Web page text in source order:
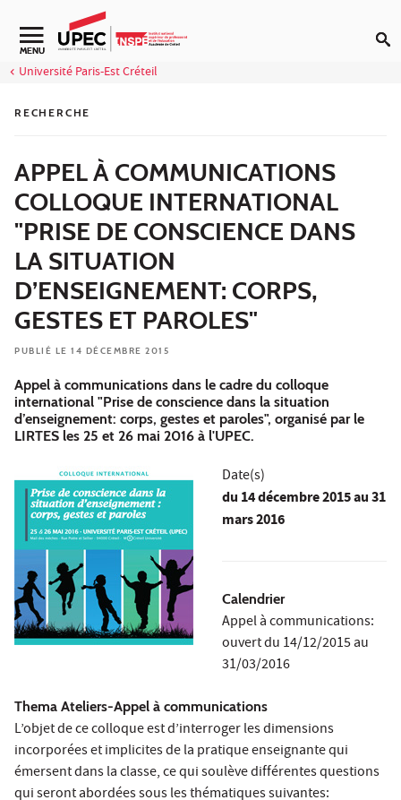
Aller au contenu
Navigation secondaire
MENU
Université Paris-Est Créteil
RECHERCHE
APPEL À COMMUNICATIONS
COLLOQUE INTERNATIONAL
"PRISE DE CONSCIENCE DANS
LA SITUATION
D’ENSEIGNEMENT: CORPS,
GESTES ET PAROLES"
PUBLIÉ LE 14 DÉCEMBRE 2015
Appel à communications dans le cadre du colloque
international "Prise de conscience dans la situation
d’enseignement: corps, gestes et paroles", organisé par le
LIRTES les 25 et 26 mai 2016 à l'UPEC.
Date(s)
du 14 décembre 2015au 31
mars 2016
Calendrier
Appel à communications:
ouvert du 14/12/2015 au
31/03/2016
Thema Ateliers-Appel à communications
L’objet de ce colloque est d’interroger les dimensions
incorporées et implicites de la pratique enseignante qui
émersent dans la classe, ce qui soulève différentes questions
qui seront abordées sous les thématiques suivantes: